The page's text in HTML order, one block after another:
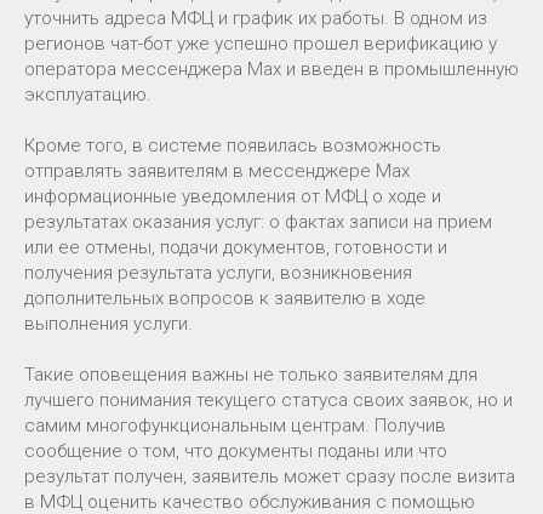
уточнить адреса МФЦ и график их работы. В одном из
регионов чат-бот уже успешно прошел верификацию у
оператора мессенджера Max и введен в промышленную
эксплуатацию.
Кроме того, в системе появилась возможность
отправлять заявителям в мессенджере Max
информационные уведомления от МФЦ о ходе и
результатах оказания услуг: о фактах записи на прием
или ее отмены, подачи документов, готовности и
получения результата услуги, возникновения
дополнительных вопросов к заявителю в ходе
выполнения услуги.
Такие оповещения важны не только заявителям для
лучшего понимания текущего статуса своих заявок, но и
самим многофункциональным центрам. Получив
сообщение о том, что документы поданы или что
результат получен, заявитель может сразу после визита
в МФЦ оценить качество обслуживания с помощью